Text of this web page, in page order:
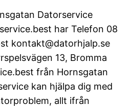
Datorservice
har Telefon 08
kontakt@datorhjalp.se
13, Bromma
från Hornsgatan
kan hjälpa dig med
allt ifrån